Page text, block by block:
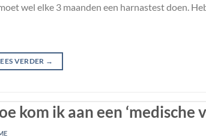
wel elke 3 maanden een harnastest doen.
VERDER →
kom ik aan een